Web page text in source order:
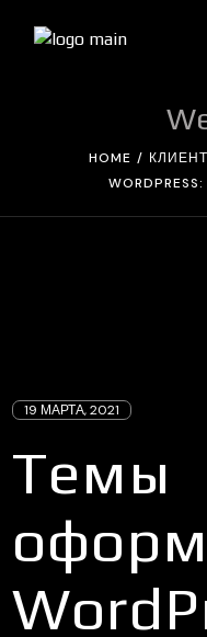
HOME
19 МАРТА, 2021
Темы